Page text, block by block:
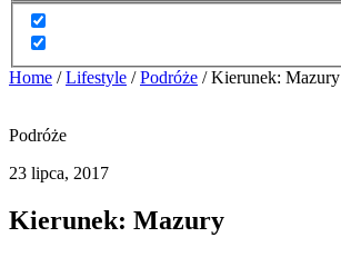
Home / Lifestyle / Podróże / Kierunek: Mazury
Podróże
23 lipca, 2017
Kierunek: Mazury